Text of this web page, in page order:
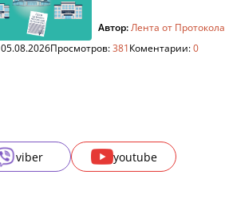
Автор:Лента от Протокола
05.08.2026Просмотров:381Коментарии:0
viber youtube